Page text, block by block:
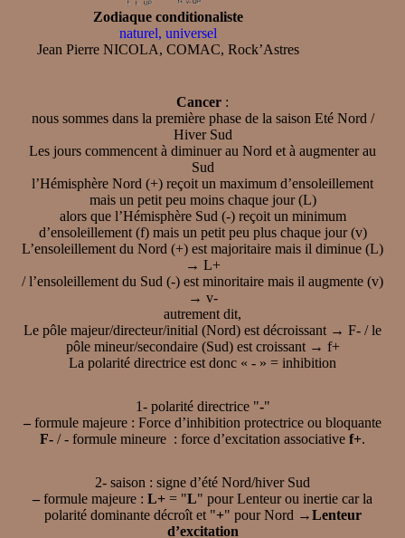
Zodiaque conditionaliste
naturel, universel
Jean Pierre NICOLA, COMAC, Rock’Astres
Cancer :
nous sommes dans la première phase de la saison Eté Nord /
Hiver Sud
Les jours commencent à diminuer au Nord et à augmenter au
Sud
l’Hémisphère Nord (+) reçoit un maximum d’ensoleillement
mais un petit peu moins chaque jour (L)
alors que l’Hémisphère Sud (-) reçoit un minimum
d’ensoleillement (f) mais un petit peu plus chaque jour (v)
L’ensoleillement du Nord (+) est majoritaire mais il diminue (L)
→ L+
/ l’ensoleillement du Sud (-) est minoritaire mais il augmente (v)
→ v-
autrement dit,
Le pôle majeur/directeur/initial (Nord) est décroissant → F- / le
pôle mineur/secondaire (Sud) est croissant → f+
La polarité directrice est donc « - » = inhibition
1- polarité directrice "-"
– formule majeure : Force d’inhibition protectrice ou bloquante
F- / - formule mineure : force d’excitation associative f+.
2- saison : signe d’été Nord/hiver Sud
– formule majeure : L+ = "L" pour Lenteur ou inertie car la
polarité dominante décroît et "+" pour Nord →Lenteur
d’excitation